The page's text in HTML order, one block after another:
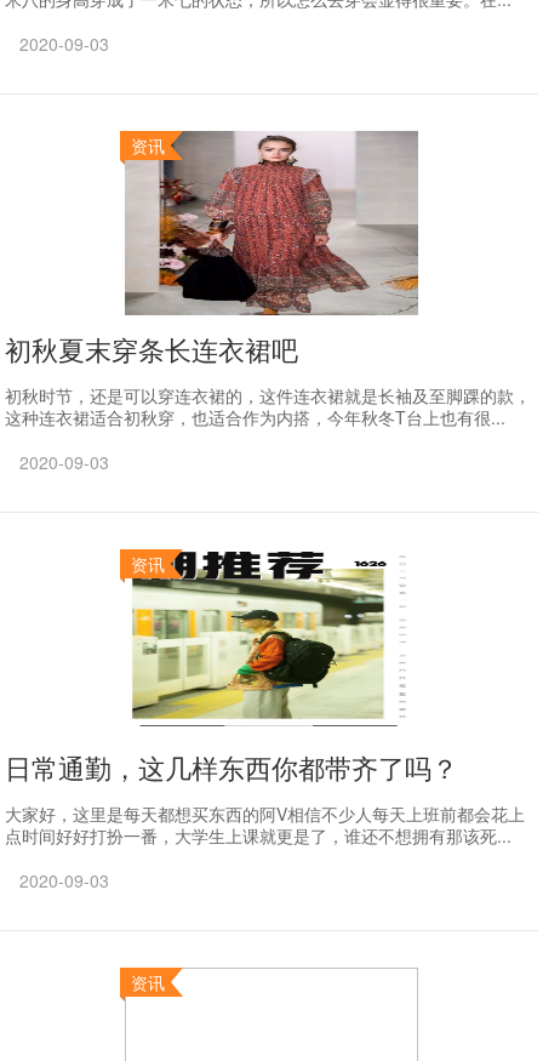
2020-09-03
资讯
初秋夏末穿条长连衣裙吧
初秋时节，还是可以穿连衣裙的，这件连衣裙就是长袖及至脚踝的款，
这种连衣裙适合初秋穿，也适合作为内搭，今年秋冬T台上也有很...
2020-09-03
资讯
日常通勤，这几样东西你都带齐了吗？
大家好，这里是每天都想买东西的阿V相信不少人每天上班前都会花上
点时间好好打扮一番，大学生上课就更是了，谁还不想拥有那该死...
2020-09-03
资讯